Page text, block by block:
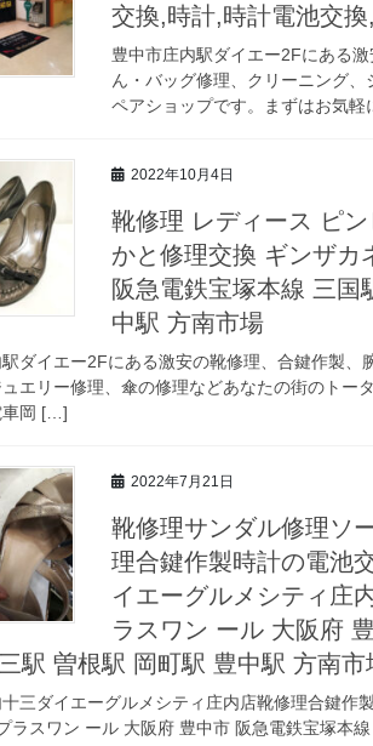
交換,時計,時計電池交
豊中市庄内駅ダイエー2Fにある
ん・バッグ修理、クリーニング
ペアショップです。まずはお気
2022年10月4日
靴修理 レディース ピ
かと修理交換 ギンザカ
阪急電鉄宝塚本線 三国
中駅 方南市場
ダイエー2Fにある激安の靴修理、合鍵作製
エリー修理、傘の修理などあなたの街のトー
車岡 […]
2022年7月21日
靴修理サンダル修理ソ
理合鍵作製時計の電池
イエーグルメシティ庄
ラスワン ール 大阪府
駅 曽根駅 岡町駅 豊中駅 方南市
三ダイエーグルメシティ庄内店靴修理合鍵作
ラスワン ール 大阪府 豊中市 阪急電鉄宝塚本